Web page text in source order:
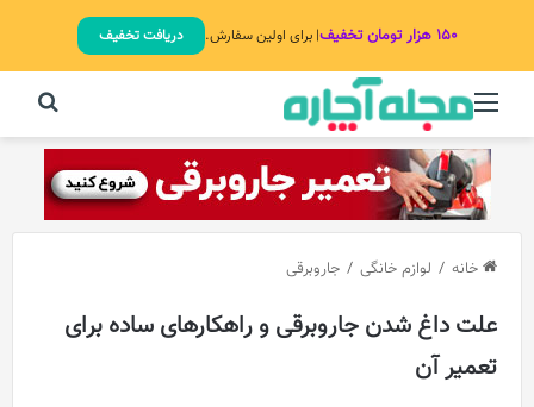
۱۵۰ هزار تومان تخفیف | برای اولین سفارش. دریافت تخفیف
منو
خانه / لوازم خانگی / جاروبرقی
علت داغ شدن جاروبرقی و راهکارهای ساده برای
تعمیر آن